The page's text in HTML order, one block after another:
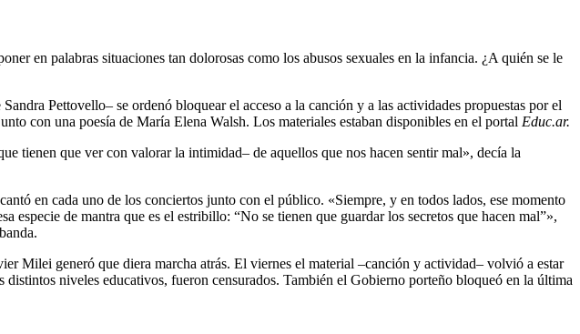
en palabras situaciones tan dolorosas como los abusos sexuales en la infancia. ¿A quién se le
Pettovello– se ordenó bloquear el acceso a la canción y a las actividades propuestas por el
con una poesía de María Elena Walsh. Los materiales estaban disponibles en el portal Educ.ar.
tienen que ver con valorar la intimidad– de aquellos que nos hacen sentir mal», decía la
en cada uno de los conciertos junto con el público. «Siempre, y en todos lados, ese momento
especie de mantra que es el estribillo: “No se tienen que guardar los secretos que hacen mal”»,
Milei generó que diera marcha atrás. El viernes el material –canción y actividad– volvió a estar
niveles educativos, fueron censurados. También el Gobierno porteño bloqueó en la última